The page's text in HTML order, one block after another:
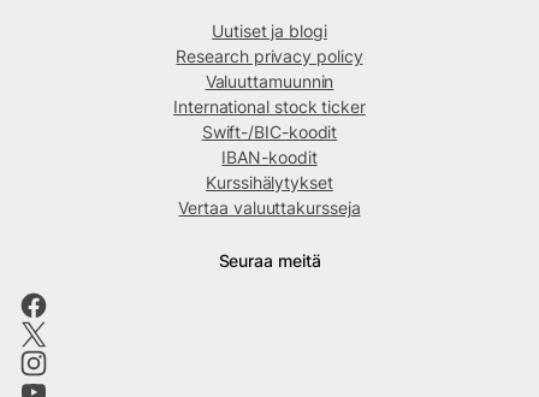
Uutiset ja blogi
Research privacy policy
Valuuttamuunnin
International stock ticker
Swift-/BIC-koodit
IBAN-koodit
Kurssihälytykset
Vertaa valuuttakursseja
Seuraa meitä